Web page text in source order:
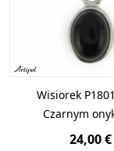
Wisiorek
Czarnym
24,00 €